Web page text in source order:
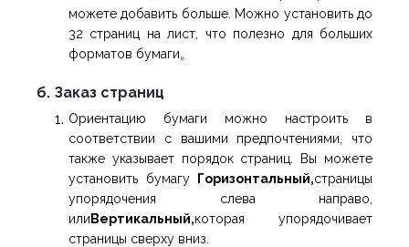
можете добавить больше. Можно установить до
32 страниц на лист, что полезно для больших
форматов бумаги。
б. Заказ страниц
Ориентацию бумаги можно настроить в
соответствии с вашими предпочтениями, что
также указывает порядок страниц. Вы можете
установить бумагу Горизонтальный,страницы
упорядочения слева направо,
или Вертикальный,которая упорядочивает
страницы сверху вниз.